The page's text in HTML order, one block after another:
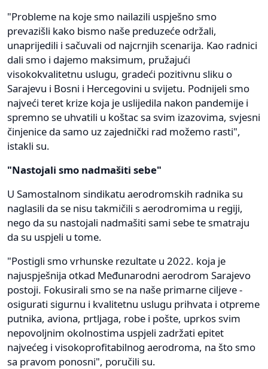
"Probleme na koje smo nailazili uspješno smo
prevazišli kako bismo naše preduzeće održali,
unaprijedili i sačuvali od najcrnjih scenarija. Kao radnici
dali smo i dajemo maksimum, pružajući
visokokvalitetnu uslugu, gradeći pozitivnu sliku o
Sarajevu i Bosni i Hercegovini u svijetu. Podnijeli smo
najveći teret krize koja je uslijedila nakon pandemije i
spremno se uhvatili u koštac sa svim izazovima, svjesni
činjenice da samo uz zajednički rad možemo rasti",
istakli su.
"Nastojali smo nadmašiti sebe"
U Samostalnom sindikatu aerodromskih radnika su
naglasili da se nisu takmičili s aerodromima u regiji,
nego da su nastojali nadmašiti sami sebe te smatraju
da su uspjeli u tome.
"Postigli smo vrhunske rezultate u 2022. koja je
najuspješnija otkad Međunarodni aerodrom Sarajevo
postoji. Fokusirali smo se na naše primarne ciljeve -
osigurati sigurnu i kvalitetnu uslugu prihvata i otpreme
putnika, aviona, prtljaga, robe i pošte, uprkos svim
nepovoljnim okolnostima uspjeli zadržati epitet
najvećeg i visokoprofitabilnog aerodroma, na što smo
sa pravom ponosni", poručili su.